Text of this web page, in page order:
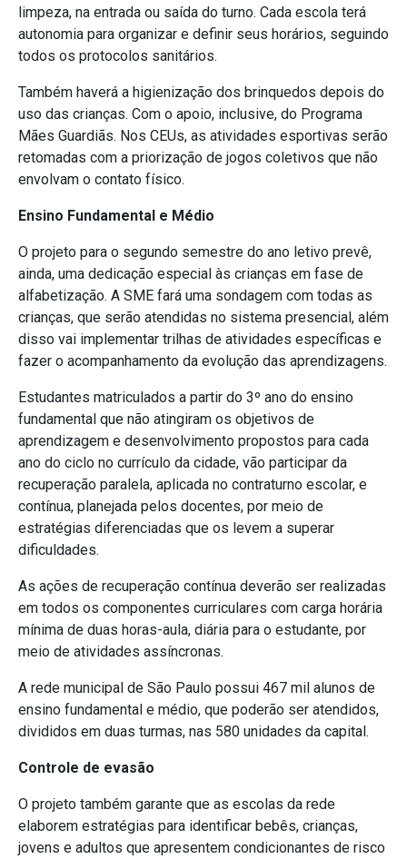
limpeza, na entrada ou saída do turno. Cada escola terá
autonomia para organizar e definir seus horários, seguindo
todos os protocolos sanitários.
Também haverá a higienização dos brinquedos depois do
uso das crianças. Com o apoio, inclusive, do Programa
Mães Guardiãs. Nos CEUs, as atividades esportivas serão
retomadas com a priorização de jogos coletivos que não
envolvam o contato físico.
Ensino Fundamental e Médio
O projeto para o segundo semestre do ano letivo prevê,
ainda, uma dedicação especial às crianças em fase de
alfabetização. A SME fará uma sondagem com todas as
crianças, que serão atendidas no sistema presencial, além
disso vai implementar trilhas de atividades específicas e
fazer o acompanhamento da evolução das aprendizagens.
Estudantes matriculados a partir do 3º ano do ensino
fundamental que não atingiram os objetivos de
aprendizagem e desenvolvimento propostos para cada
ano do ciclo no currículo da cidade, vão participar da
recuperação paralela, aplicada no contraturno escolar, e
contínua, planejada pelos docentes, por meio de
estratégias diferenciadas que os levem a superar
dificuldades.
As ações de recuperação contínua deverão ser realizadas
em todos os componentes curriculares com carga horária
mínima de duas horas-aula, diária para o estudante, por
meio de atividades assíncronas.
A rede municipal de São Paulo possui 467 mil alunos de
ensino fundamental e médio, que poderão ser atendidos,
divididos em duas turmas, nas 580 unidades da capital.
Controle de evasão
O projeto também garante que as escolas da rede
elaborem estratégias para identificar bebês, crianças,
jovens e adultos que apresentem condicionantes de risco